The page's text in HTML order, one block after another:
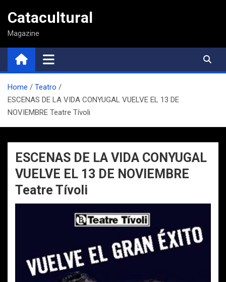
contenido
Catacultural
Magazine
Home
Teatro
ESCENAS DE LA VIDA CONYUGAL VUELVE EL 13 DE
NOVIEMBRE Teatre Tívoli
ESCENAS DE LA VIDA CONYUGAL
VUELVE EL 13 DE NOVIEMBRE
Teatre Tívoli